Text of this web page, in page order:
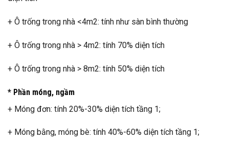
+ Ô trống trong nhà <4m2: tính như sàn bình thường
+ Ô trống trong nhà > 4m2: tính 70% diện tích
+ Ô trống trong nhà > 8m2: tính 50% diện tích
* Phần móng, ngầm
+ Móng đơn: tính 20%-30% diện tích tầng 1;
+ Móng bằng, móng bè: tính 40%-60% diện tích tầng 1;